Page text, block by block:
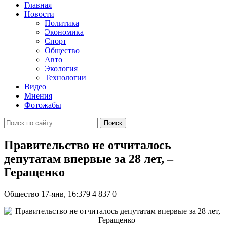
Главная
Новости
Политика
Экономика
Спорт
Общество
Авто
Экология
Технологии
Видео
Мнения
Фотожабы
Поиск
Правительство не отчиталось
депутатам впервые за 28 лет, –
Геращенко
Общество 17-янв, 16:379 4 837 0